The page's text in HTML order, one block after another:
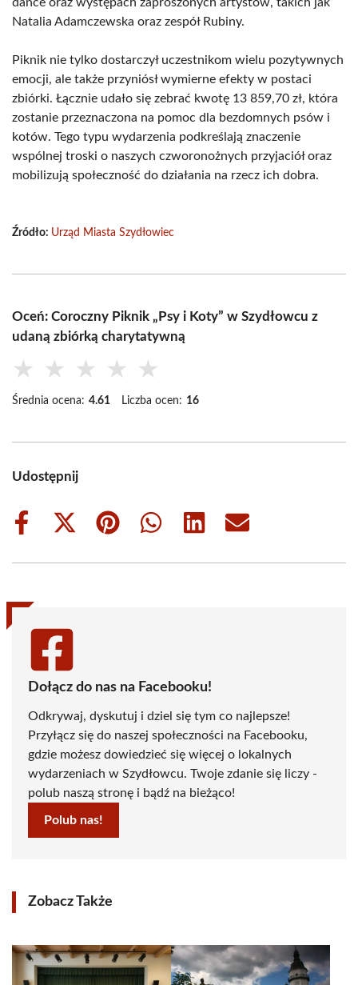
Natalia Adamczewska oraz zespół Rubiny.
Piknik nie tylko dostarczył uczestnikom wielu pozytywnych
emocji, ale także przyniósł wymierne efekty w postaci
zbiórki. Łącznie udało się zebrać kwotę 13 859,70 zł, która
zostanie przeznaczona na pomoc dla bezdomnych psów i
kotów. Tego typu wydarzenia podkreślają znaczenie
wspólnej troski o naszych czworonożnych przyjaciół oraz
mobilizują społeczność do działania na rzecz ich dobra.
Źródło: Urząd Miasta Szydłowiec
Oceń: Coroczny Piknik „Psy i Koty” w Szydłowcu z
udaną zbiórką charytatywną
★ ★ ★ ★ ★
Średnia ocena: 4.61 Liczba ocen: 16
Udostępnij
Share
Share
(Twitter)
Share
Share
Share
Share
Dołącz do nas na Facebooku!
Odkrywaj, dyskutuj i dziel się tym co najlepsze!
Przyłącz się do naszej społeczności na Facebooku,
gdzie możesz dowiedzieć się więcej o lokalnych
wydarzeniach w Szydłowcu. Twoje zdanie się liczy -
polub naszą stronę i bądź na bieżąco!
Polub nas!
Zobacz Także